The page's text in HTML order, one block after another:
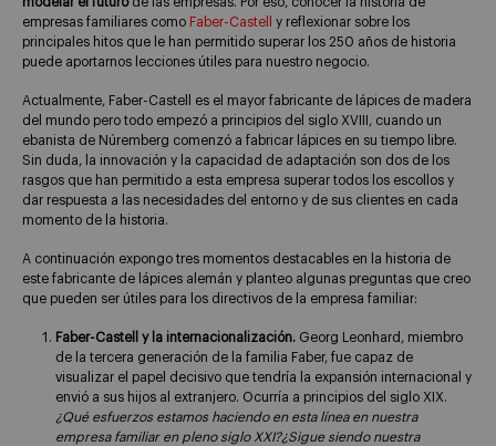
empresas familiares como Faber-Castell
y reflexionar sobre los
principales hitos que le han permitido superar los 250 años de historia
puede aportarnos lecciones útiles para nuestro negocio.
Actualmente, Faber-Castell es el mayor fabricante de lápices de madera
del mundo pero todo empezó a principios del siglo XVIII, cuando un
ebanista de Núremberg comenzó a fabricar lápices en su tiempo libre.
Sin duda, la innovación y la capacidad de adaptación son dos de los
rasgos que han permitido a esta empresa superar todos los escollos y
dar respuesta a las necesidades del entorno y de sus clientes en cada
momento de la historia.
A continuación expongo tres momentos destacables en la historia de
este fabricante de lápices alemán y planteo algunas preguntas que creo
que pueden ser útiles para los directivos de la empresa familiar:
Faber-Castell y la internacionalización. Georg Leonhard, miembro
de la tercera generación de la familia Faber, fue capaz de
visualizar el papel decisivo que tendría la expansión internacional y
envió a sus hijos al extranjero. Ocurría a principios del siglo XIX.
¿Qué esfuerzos estamos haciendo en esta línea en nuestra
empresa familiar en pleno siglo XXI?¿Sigue siendo nuestra